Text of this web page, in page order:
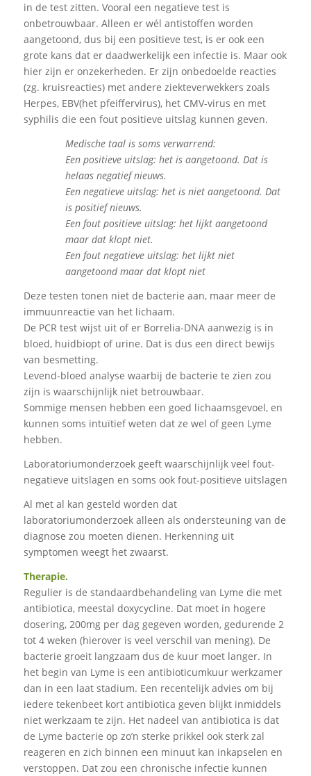
in de test zitten. Vooral een negatieve test is
onbetrouwbaar. Alleen er wél antistoffen worden
aangetoond, dus bij een positieve test, is er ook een
grote kans dat er daadwerkelijk een infectie is. Maar ook
hier zijn er onzekerheden. Er zijn onbedoelde reacties
(zg. kruisreacties) met andere ziekteverwekkers zoals
Herpes, EBV(het pfeiffervirus), het CMV-virus en met
syphilis die een fout positieve uitslag kunnen geven.
Medische taal is soms verwarrend:
Een positieve uitslag: het is aangetoond. Dat is
helaas negatief nieuws.
Een negatieve uitslag: het is niet aangetoond. Dat
is positief nieuws.
Een fout positieve uitslag: het lijkt aangetoond
maar dat klopt niet.
Een fout negatieve uitslag: het lijkt niet
aangetoond maar dat klopt niet
Deze testen tonen niet de bacterie aan, maar meer de
immuunreactie van het lichaam.
De PCR test wijst uit of er Borrelia-DNA aanwezig is in
bloed, huidbiopt of urine. Dat is dus een direct bewijs
van besmetting.
Levend-bloed analyse waarbij de bacterie te zien zou
zijn is waarschijnlijk niet betrouwbaar.
Sommige mensen hebben een goed lichaamsgevoel, en
kunnen soms intuïtief weten dat ze wel of geen Lyme
hebben.
Laboratoriumonderzoek geeft waarschijnlijk veel fout-
negatieve uitslagen en soms ook fout-positieve uitslagen
Al met al kan gesteld worden dat
laboratoriumonderzoek alleen als ondersteuning van de
diagnose zou moeten dienen. Herkenning uit
symptomen weegt het zwaarst.
Therapie.
Regulier is de standaardbehandeling van Lyme die met
antibiotica, meestal doxycycline. Dat moet in hogere
dosering, 200mg per dag gegeven worden, gedurende 2
tot 4 weken (hierover is veel verschil van mening). De
bacterie groeit langzaam dus de kuur moet langer. In
het begin van Lyme is een antibioticumkuur werkzamer
dan in een laat stadium. Een recentelijk advies om bij
iedere tekenbeet kort antibiotica geven blijkt inmiddels
niet werkzaam te zijn. Het nadeel van antibiotica is dat
de Lyme bacterie op zo’n sterke prikkel ook sterk zal
reageren en zich binnen een minuut kan inkapselen en
verstoppen. Dat zou een chronische infectie kunnen